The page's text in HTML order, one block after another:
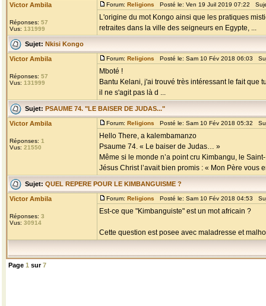
Victor Ambila
Réponses: 57
Vus: 131999
Forum: Religions Posté le: Ven 19 Juil 2019 07:22
L'origine du mot Kongo ainsi que les pratiques
retraites dans la ville des seigneurs en Egypte, ...
Sujet: Nkisi Kongo
Victor Ambila
Réponses: 57
Vus: 131999
Forum: Religions Posté le: Sam 10 Fév 2018 06:03
Mboté !
Bantu Kelani, j'ai trouvé très intéressant le fait que
il ne s'agit pas là d ...
Sujet: PSAUME 74. "LE BAISER DE JUDAS..."
Victor Ambila
Réponses: 1
Vus: 21550
Forum: Religions Posté le: Sam 10 Fév 2018 05:32
Hello There, a kalembamanzo
Psaume 74. « Le baiser de Judas… »
Même si le monde n’a point cru Kimbangu, le
Jésus Christ l’avait bien promis : « Mon Père vous
Sujet: QUEL REPERE POUR LE KIMBANGUISME ?
Victor Ambila
Réponses: 3
Vus: 30914
Forum: Religions Posté le: Sam 10 Fév 2018 04:53
Est-ce que "Kimbanguiste" est un mot africain ?
Cette question est posee avec maladresse et
Page 1 sur7